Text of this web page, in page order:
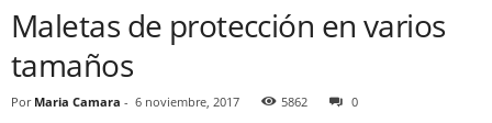
Maletas de protección en varios
tamaños
Por Maria Camara - 6 noviembre, 2017 5862 0